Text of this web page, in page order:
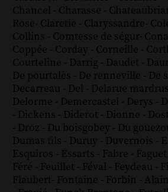
Chancel - Charasse -
Rose- Claretie - Claryssandre-
Collins - Comtesse de ségur-
Coppée - Corday - Corneille -
Courteline - Darrig - Daudet -
De pourtalès - De renneville - De
Decarreau - Del - Delarue mardrus
Delorme - Demercastel - Derys -
- Dickens - Diderot - Dionne -
- Droz - Du boisgobey - Du
Dumas fils - Duruy - Duvernois -
Esquiros - Essarts - Fabre - Faguet
Féré - Feuillet - Féval - Feydeau -
Flaubert- Fontaine - Forbin -